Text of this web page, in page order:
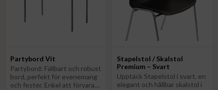
Partybord Vit
Partybord: Fällbart och robust
bord, perfekt för evenemang
och fester. Enkel att förvara
Stapelstol / Skalstol
Premium – Svart
Upptäck Stapelstol i svart, en
elegant och hållbar skalstol i